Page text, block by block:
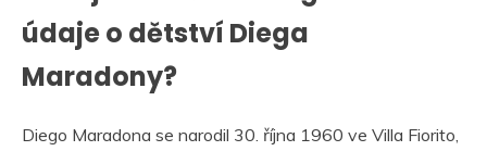
údaje o dětství Diega
Maradony?
Diego Maradona se narodil 30. října 1960 ve Villa Fiorito,